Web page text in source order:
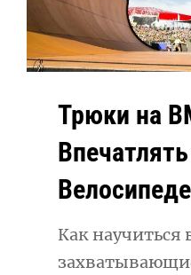
Трюки на
Как научиться